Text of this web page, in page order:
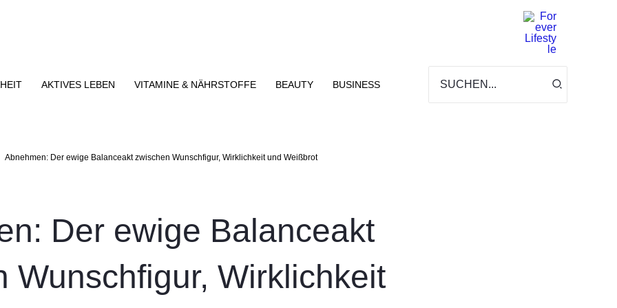
AKTIVES LEBEN VITAMINE & NÄHRSTOFFE BEAUTY BUSINESS
for:
Abnehmen: Der ewige Balanceakt zwischen Wunschfigur, Wirklichkeit und Weißbrot
Der ewige Balanceakt
Wunschfigur, Wirklichkeit